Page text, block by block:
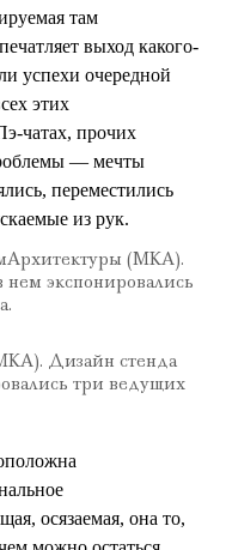
там
выход какого-
успехи очередной
этих
чатах, прочих
— мечты
переместились
из рук.
(МКА).
экспонировались
Дизайн стенда
три ведущих
осязаемая, она то,